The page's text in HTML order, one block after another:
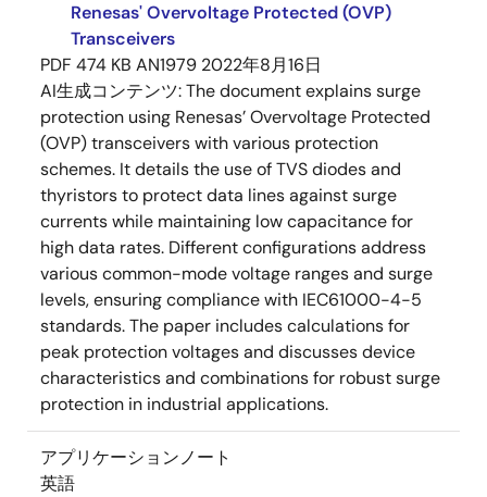
Renesas' Overvoltage Protected (OVP)
Transceivers
PDF 474 KB AN1979 2022年8月16日
AI生成コンテンツ:The document explains surge
protection using Renesas’ Overvoltage Protected
(OVP) transceivers with various protection
schemes. It details the use of TVS diodes and
thyristors to protect data lines against surge
currents while maintaining low capacitance for
high data rates. Different configurations address
various common-mode voltage ranges and surge
levels, ensuring compliance with IEC61000-4-5
standards. The paper includes calculations for
peak protection voltages and discusses device
characteristics and combinations for robust surge
protection in industrial applications.
アプリケーションノート
英語